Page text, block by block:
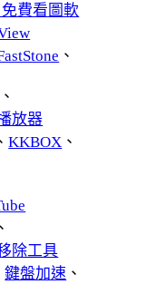
費看圖軟
、
、
放器
KKBOX 、
、
除工具
鍵盤加速 、